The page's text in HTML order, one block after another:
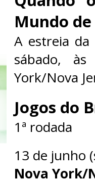
Mundo de
A estreia
sábado,
York/Nova
Jogos do
1ª rodada
13 de junho
Nova York/